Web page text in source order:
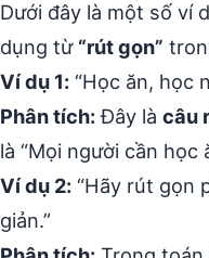
Dưới đây là một số ví
dụng từ “rút gọn”
Ví dụ 1: “Học ăn, học
Phân tích:Đây là câu
là “Mọi người cần học
Ví dụ 2: “Hãy rút gọn
giản.”